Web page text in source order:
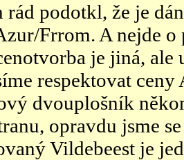
rád podotkl, že je
Frrom. A nejde o
je jiná, ale
respektovat
dvouplošník
opravdu jsme
Vildebeest je